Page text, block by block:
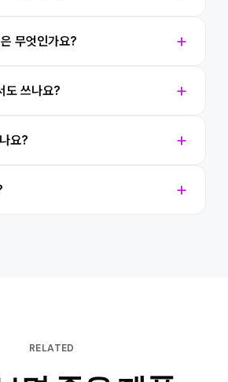
무엇인가요?
도 쓰나요?
요?
RELATED